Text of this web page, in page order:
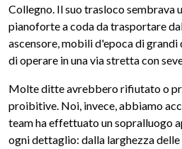
Collegno. Il suo trasloco sembrava
pianoforte a coda da trasportare
ascensore, mobili d'epoca di grandi
di operare in una via stretta con
Molte ditte avrebbero rifiutato o
proibitive. Noi, invece, abbiamo
team ha effettuato un sopralluogo
ogni dettaglio: dalla larghezza